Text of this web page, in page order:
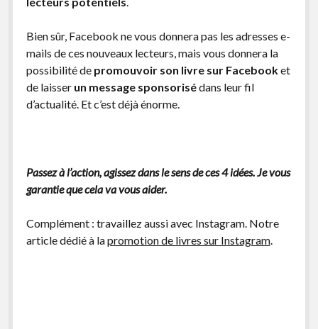
Bien sûr, Facebook ne vous donnera pas les adresses e-
mails de ces nouveaux lecteurs, mais vous donnera la
possibilité depromouvoir son livre sur Facebooket
de laisser un message sponsorisédans leur fil
d’actualité. Et c’est déjà énorme.
Passez à l’action, agissez dans le sens de ces 4 idées. Je vous
garantie que cela va vous aider.
Complément : travaillez aussi avec Instagram. Notre
article dédié à lapromotion de livres sur Instagram.